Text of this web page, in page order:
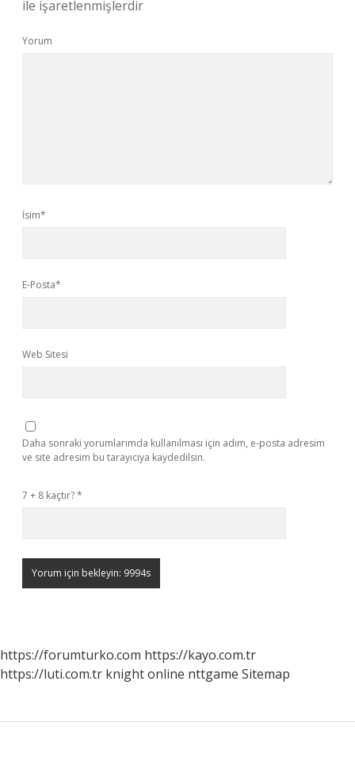
ile işaretlenmişlerdir
Yorum
İsim*
E-Posta*
Web Sitesi
Daha sonraki yorumlarımda kullanılması için adım, e-posta adresim
ve site adresim bu tarayıcıya kaydedilsin.
7 + 8 kaçtır?*
https://forumturko.com https://kayo.com.tr
https://luti.com.tr knight online nttgame Sitemap